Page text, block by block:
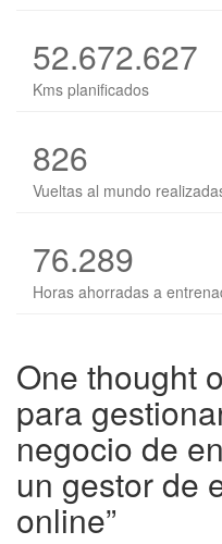
52.672.627
Kms planificados
826
Vueltas al mundo
76.289
Horas ahorradas a
One thought
para
negocio de
un gestor de
online”